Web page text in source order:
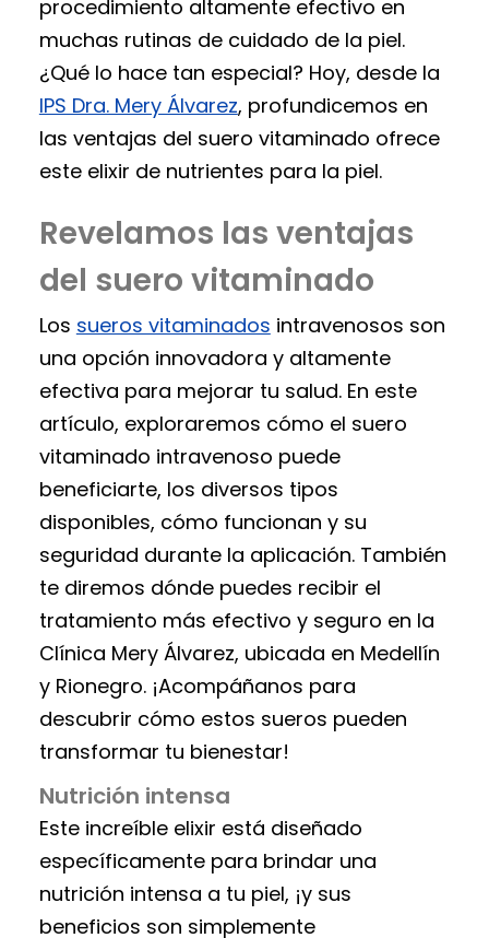
procedimiento altamente efectivo en
muchas rutinas de cuidado de la piel.
¿Qué lo hace tan especial? Hoy, desde la
IPS Dra. Mery Álvarez, profundicemos en
las ventajas del suero vitaminado ofrece
este elixir de nutrientes para la piel.
Revelamos las ventajas
del suero vitaminado
Los sueros vitaminados intravenosos son
una opción innovadora y altamente
efectiva para mejorar tu salud. En este
artículo, exploraremos cómo el suero
vitaminado intravenoso puede
beneficiarte, los diversos tipos
disponibles, cómo funcionan y su
seguridad durante la aplicación. También
te diremos dónde puedes recibir el
tratamiento más efectivo y seguro en la
Clínica Mery Álvarez, ubicada en Medellín
y Rionegro. ¡Acompáñanos para
descubrir cómo estos sueros pueden
transformar tu bienestar!
Nutrición intensa
Este increíble elixir está diseñado
específicamente para brindar una
nutrición intensa a tu piel, ¡y sus
beneficios son simplemente